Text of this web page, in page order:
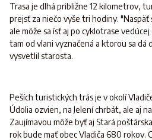
Trasa je dlhá približne 12 kilometrov,
prejsť za niečo vyše tri hodiny. "Naspäť
ale môže sa ísť aj po cyklotrase
tam od vlani vyznačená a ktorou sa dá
vysvetlil starosta.
Peších turistických trás je v okolí
Údolia ozvien, na Jelení chrbát, ale aj
Zaujímavou môže byť aj Stará
rok bude mať obec Vladiča 680 rokov.